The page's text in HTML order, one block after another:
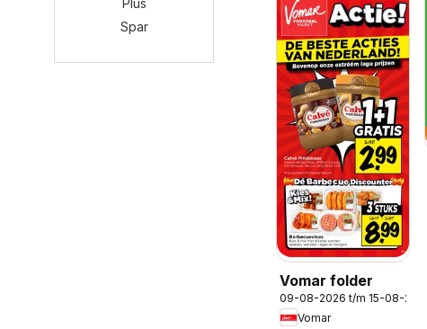
Vomar folder
09-08-2026 t/m 15-08-2026
Vomar
Plus
Spar